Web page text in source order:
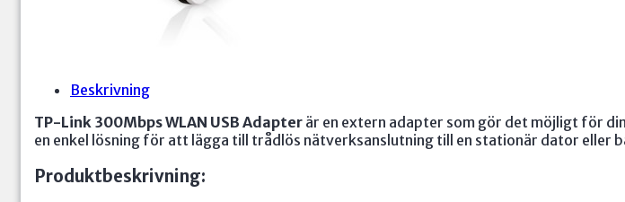
Beskrivning
TP-Link 300Mbps WLAN USB Adapter är en extern adapter som gör det möjligt för
en enkel lösning för att lägga till trådlös nätverksanslutning till en stationär dator eller
Produktbeskrivning: